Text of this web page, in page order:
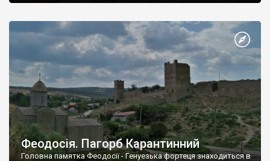
Феодосія. Пагорб Карантинний
Головна памятка Феодосії - Генуезька фортеця знаходиться в